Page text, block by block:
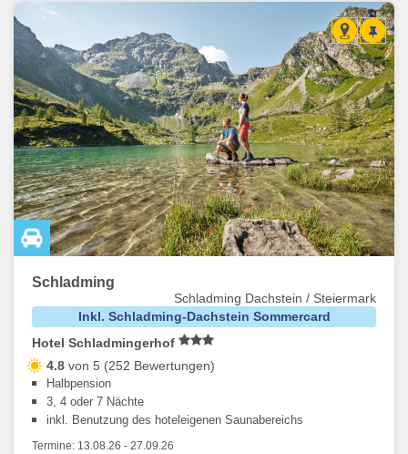
Schladming
Schladming Dachstein / Steiermark
Inkl. Schladming-Dachstein Sommercard
Hotel Schladmingerhof
4.8 von 5 (252 Bewertungen)
Halbpension
3, 4 oder 7 Nächte
inkl. Benutzung des hoteleigenen Saunabereichs
Termine: 13.08.26 - 27.09.26